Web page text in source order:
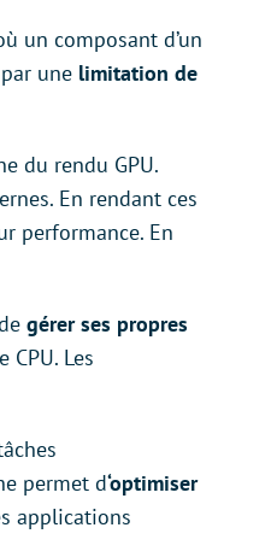
un composant d’un
une limitation de
du rendu GPU.
En rendant ces
performance. En
gérer ses propres
CPU. Les
permet d‘optimiser
applications